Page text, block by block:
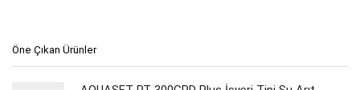
Öne Çıkan Ürünler